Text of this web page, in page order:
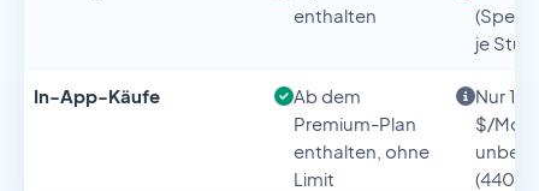
enthalten
je
In-App-Käufe
Ab dem
Premium-Plan
enthalten, ohne
Limit
Nur 1
$/
(440